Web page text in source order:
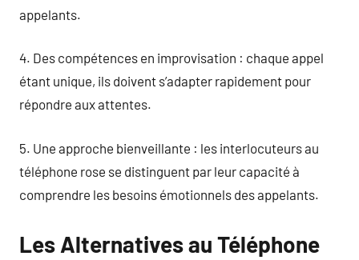
appelants.
4. Des compétences en improvisation : chaque appel
étant unique, ils doivent s’adapter rapidement pour
répondre aux attentes.
5. Une approche bienveillante : les interlocuteurs au
téléphone rose se distinguent par leur capacité à
comprendre les besoins émotionnels des appelants.
Les Alternatives au Téléphone